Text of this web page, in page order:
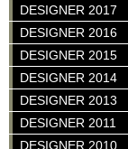
DESIGNER 2017
DESIGNER 2016
DESIGNER 2015
DESIGNER 2014
DESIGNER 2013
DESIGNER 2011
DESIGNER 2010